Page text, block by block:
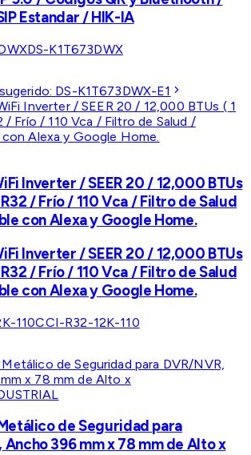
Estandar / HIK-IA
DS-K1T673DWX
DS-K1T673DWX-E1
Inverter / SEER 20 / 12,000 BTUs
/ Frío / 110 Vca / Filtro de Salud
con Alexa y Google Home.
Inverter / SEER 20 / 12,000 BTUs
/ Frío / 110 Vca / Filtro de Salud
con Alexa y Google Home.
110CCI-R32-12K-110
de Seguridad para
Ancho 396 mm x 78 mm de Alto x